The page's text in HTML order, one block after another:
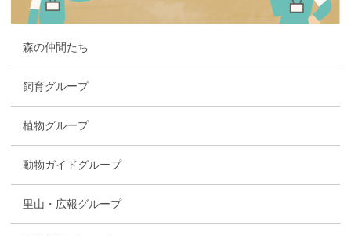
森の仲間たち
飼育グループ
植物グループ
動物ガイドグループ
里山・広報グループ